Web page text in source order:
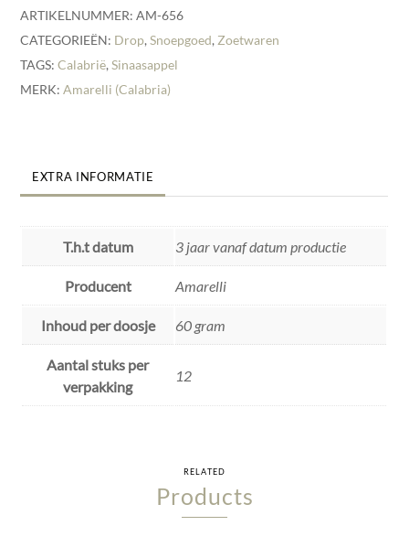
ARTIKELNUMMER:AM-656
CATEGORIEËN: Drop,Snoepgoed, Zoetwaren
TAGS:Calabrië,Sinaasappel
MERK:Amarelli (Calabria)
EXTRA INFORMATIE
T.h.t datum 3 jaar vanaf datum productie
Producent Amarelli
Inhoud per doosje 60 gram
Aantal stuks per
verpakking
12
RELATED
Products